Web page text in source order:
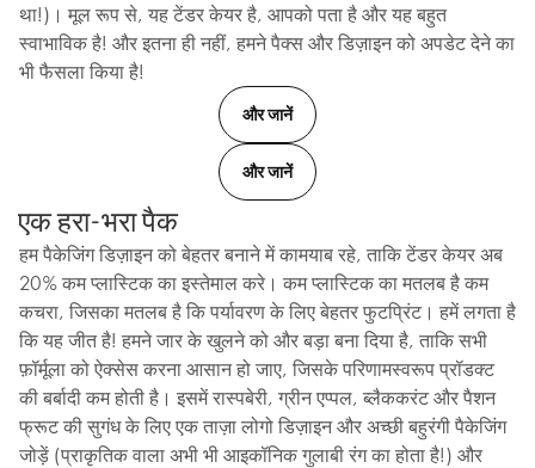
था!)। मूल रूप से, यह टेंडर केयर है, आपको पता है और यह बहुत
स्वाभाविक है! और इतना ही नहीं, हमने पैक्स और डिज़ाइन को अपडेट देने का
भी फैसला किया है!
और जानें
और जानें
एक हरा-भरा पैक
हम पैकेजिंग डिज़ाइन को बेहतर बनाने में कामयाब रहे, ताकि टेंडर केयर अब
20% कम प्लास्टिक का इस्तेमाल करे। कम प्लास्टिक का मतलब है कम
कचरा, जिसका मतलब है कि पर्यावरण के लिए बेहतर फुटप्रिंट। हमें लगता है
कि यह जीत है! हमने जार के खुलने को और बड़ा बना दिया है, ताकि सभी
फ़ॉर्मूला को ऐक्सेस करना आसान हो जाए, जिसके परिणामस्वरूप प्रॉडक्ट
की बर्बादी कम होती है। इसमें रास्पबेरी, ग्रीन एप्पल, ब्लैककरंट और पैशन
फ्रूट की सुगंध के लिए एक ताज़ा लोगो डिज़ाइन और अच्छी बहुरंगी पैकेजिंग
जोड़ें (प्राकृतिक वाला अभी भी आइकॉनिक गुलाबी रंग का होता है!) और